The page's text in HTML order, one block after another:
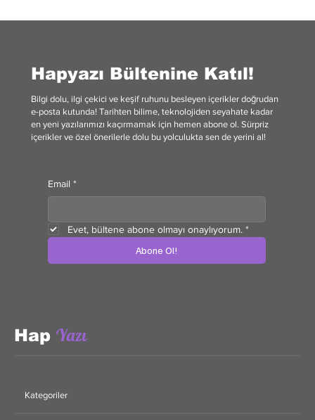
Hapyazı Bültenine Katıl!
Email *
Evet, bültene abone olmayı onaylıyorum. *
Abone Ol!
Bilgi dolu, ilgi çekici ve keşif ruhunu besleyen içerikler doğrudan
e-posta kutunda! Tarihten bilime, teknolojiden seyahate kadar
en yeni yazılarımızı kaçırmamak için hemen abone ol. Sürpriz
içerikler ve özel önerilerle dolu bu yolculukta sen de yerini al!
Hap Yazı
Kategoriler